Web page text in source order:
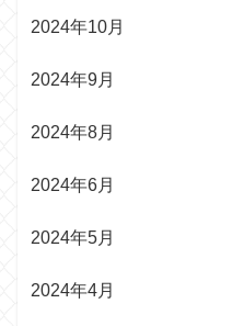
2024年10月
2024年9月
2024年8月
2024年6月
2024年5月
2024年4月